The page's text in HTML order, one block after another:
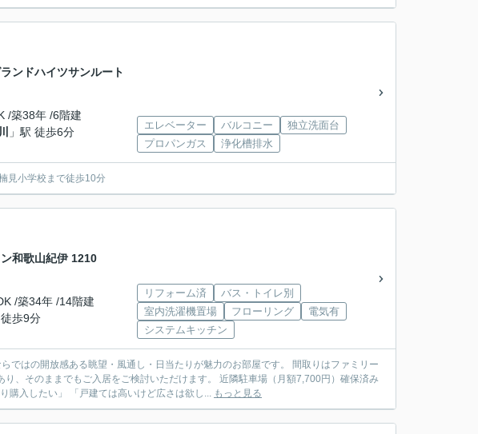
ンドハイツサンルート
/築38年 /6階建
」駅 徒歩6分
エレベーター バルコニー
独立洗面台
プロパンガス
浄化槽排水
見小学校まで徒歩10分
和歌山紀伊 1210
/築34年 /14階建
徒歩9分
リフォーム済
バス・トイレ別
室内洗濯機置場
フローリング
電気有
システムキッチン
感ある眺望・風通し・日当たりが魅力のお部屋です。 間取りはファミリー
居をご検討いただけます。 近隣駐車場（月額7,700円）確保済み
。 「家賃を払い続けるより購入したい」 「戸建ては高いけど広さは欲し... もっと見る